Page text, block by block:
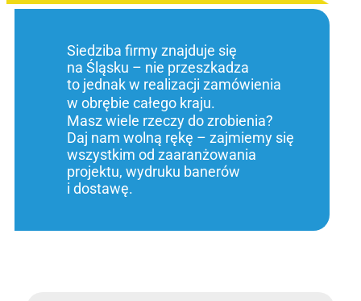
Siedziba firmy znajduje się
na Śląsku – nie przeszkadza
to jednak w realizacji zamówienia
w obrębie całego kraju.
Masz wiele rzeczy do zrobienia?
Daj nam wolną rękę – zajmiemy się
wszystkim od zaaranżowania
projektu, wydruku banerów
i dostawę.